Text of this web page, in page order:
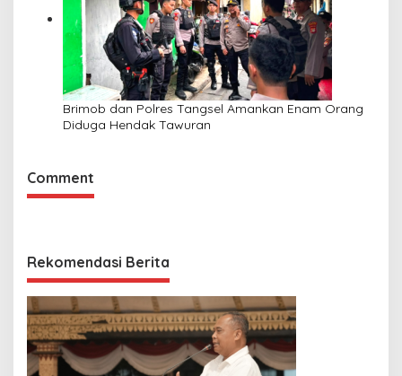
Brimob dan Polres Tangsel Amankan Enam Orang
Diduga Hendak Tawuran
Comment
Rekomendasi Berita